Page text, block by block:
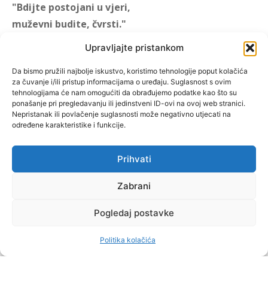
Upravljajte pristankom
Da bismo pružili najbolje iskustvo, koristimo tehnologije poput kolačića
za čuvanje i/ili pristup informacijama o uređaju. Suglasnost s ovim
tehnologijama će nam omogućiti da obrađujemo podatke kao što su
ponašanje pri pregledavanju ili jedinstveni ID-ovi na ovoj web stranici.
Nepristanak ili povlačenje suglasnosti može negativno utjecati na
određene karakteristike i funkcije.
Prihvati
Zabrani
Pogledaj postavke
Politika kolačića
"Bdijte postojani u vjeri,
muževni budite, čvrsti."
"Muževni budite" prvi je
hrvatski portal za katoličke
muškarce koji pokušava
reafirmirati u današnje
vrijeme itekako narušen
biblijski koncept muževnosti,
koji pokušavamo osvijetliti iz
više aspekata, prigodnih
rubrika i poticajnih inicijativa.